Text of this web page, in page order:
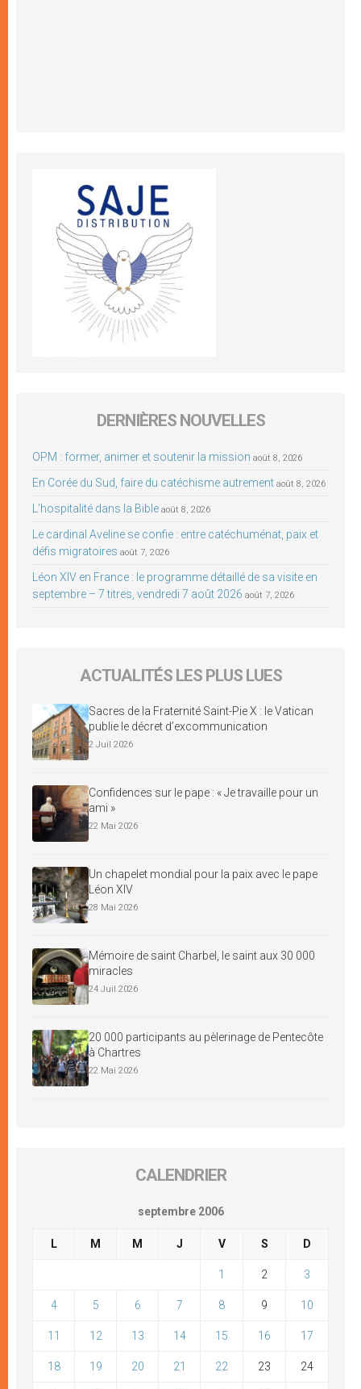
DERNIÈRES NOUVELLES
OPM : former, animer et soutenir la mission août 8, 2026
En Corée du Sud, faire du catéchisme autrement août 8, 2026
L’hospitalité dans la Bible août 8, 2026
Le cardinal Aveline se confie : entre catéchuménat, paix et
défis migratoires août 7, 2026
Léon XIV en France : le programme détaillé de sa visite en
septembre – 7 titres, vendredi 7 août 2026 août 7, 2026
ACTUALITÉS LES PLUS LUES
Sacres de la Fraternité Saint-Pie X : le Vatican
publie le décret d’excommunication
2 Juil 2026
Confidences sur le pape : « Je travaille pour un
ami »
22 Mai 2026
Un chapelet mondial pour la paix avec le pape
Léon XIV
28 Mai 2026
Mémoire de saint Charbel, le saint aux 30 000
miracles
24 Juil 2026
20 000 participants au pèlerinage de Pentecôte
à Chartres
22 Mai 2026
CALENDRIER
septembre 2006
L M M J V S D
1 2 3
4 5 6 7 8 9 10
11 12 13 14 15 16 17
18 19 20 21 22 23 24